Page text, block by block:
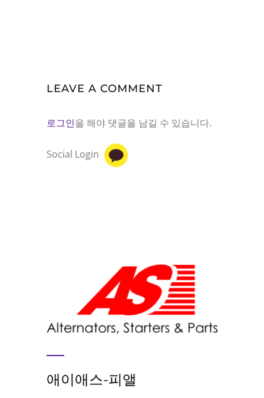
LEAVE A COMMENT
로그인을 해야 댓글을 남길 수 있습니다.
Social Login
애이애스-피앨